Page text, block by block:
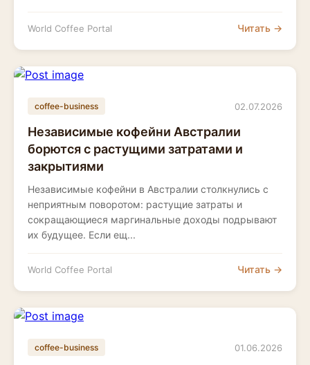
World Coffee Portal Читать →
coffee-business 02.07.2026
Независимые кофейни Австралии
борются с растущими затратами и
закрытиями
Независимые кофейни в Австралии столкнулись с
неприятным поворотом: растущие затраты и
сокращающиеся маргинальные доходы подрывают
их будущее. Если ещ...
World Coffee Portal Читать →
coffee-business 01.06.2026